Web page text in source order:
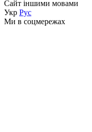
Сайт іншими мовами
Укр Рус
Ми в соцмережах